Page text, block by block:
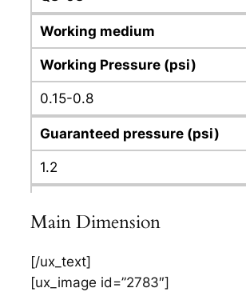
Working medium
Clean air (After 40 µ m filtration )
Working Pressure (psi)
0.15-0.8
Guaranteed pressure (psi)
1.2
Port size 1
Main Dimension
[/ux_text]
[ux_image id=”2783″]